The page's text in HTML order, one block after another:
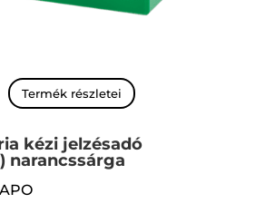
Termék részletei
kézi jelzésadó
narancssárga